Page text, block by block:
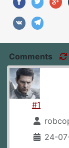
Comments
#1
24-